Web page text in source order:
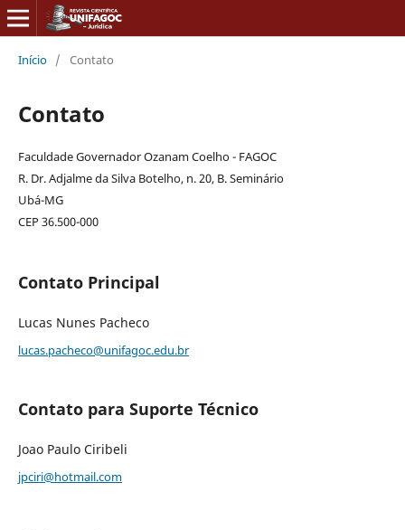
Início / Contato
Contato
Faculdade Governador Ozanam Coelho - FAGOC
R. Dr. Adjalme da Silva Botelho, n. 20, B. Seminário
Ubá-MG
CEP 36.500-000
Contato Principal
Lucas Nunes Pacheco
lucas.pacheco@unifagoc.edu.br
Contato para Suporte Técnico
Joao Paulo Ciribeli
jpciri@hotmail.com